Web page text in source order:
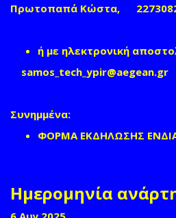
Πρωτοπαπά Κώστα,
ή με ηλεκτρονική
samos_tech_ypir@aegean.gr
Συνημμένα:
ΦΟΡΜΑ ΕΚΔΗΛΩΣΗΣ
Ημερομηνία